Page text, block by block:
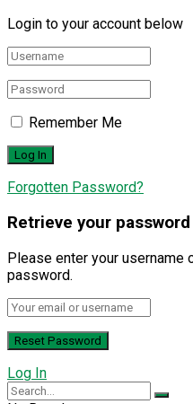
Login to your account below
Remember Me
Forgotten Password?
Retrieve your password
Please enter your username
password.
Log In